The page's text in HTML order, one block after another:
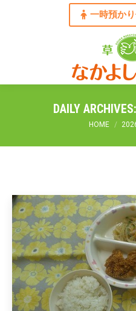
一時預か
DAILY ARCHIVES:
You are
HOME